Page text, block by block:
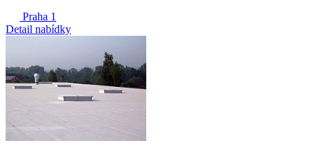
Praha 1
Detail nabídky